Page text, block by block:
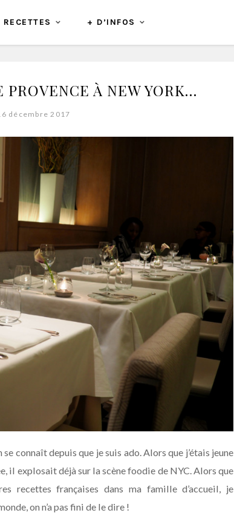
RECETTES + D’INFOS
À NEW YORK…
décembre 2017
connaît depuis que je suis ado. Alors que j’étais jeune
il explosait déjà sur la scène foodie de NYC. Alors que
recettes françaises dans ma famille d’accueil, je
on n’a pas fini de le dire !